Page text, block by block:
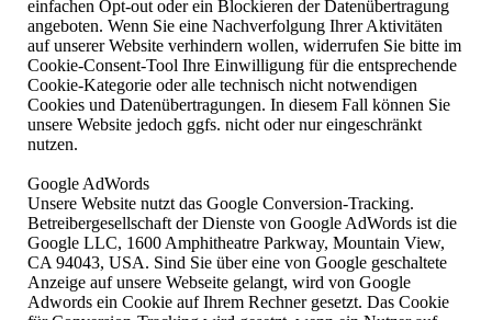
einfachen Opt-out oder ein Blockieren der Datenübertragung
angeboten. Wenn Sie eine Nachverfolgung Ihrer Aktivitäten
auf unserer Website verhindern wollen, widerrufen Sie bitte im
Cookie-Consent-Tool Ihre Einwilligung für die entsprechende
Cookie-Kategorie oder alle technisch nicht notwendigen
Cookies und Datenübertragungen. In diesem Fall können Sie
unsere Website jedoch ggfs. nicht oder nur eingeschränkt
nutzen.
Google AdWords
Unsere Website nutzt das Google Conversion-Tracking.
Betreibergesellschaft der Dienste von Google AdWords ist die
Google LLC, 1600 Amphitheatre Parkway, Mountain View,
CA 94043, USA. Sind Sie über eine von Google geschaltete
Anzeige auf unsere Webseite gelangt, wird von Google
Adwords ein Cookie auf Ihrem Rechner gesetzt. Das Cookie